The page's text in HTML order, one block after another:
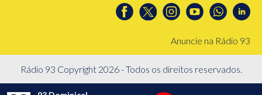
Anuncie na Rádio 93
Rádio 93 Copyright 2026 - Todos os direitos reservados.